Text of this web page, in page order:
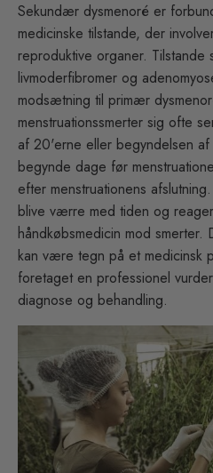
Sekundær dysmenoré er
medicinske tilstande, der
reproduktive organer. Tilstande
livmoderfibromer og
modsætning til primær
menstruationssmerter sig ofte
af 20'erne eller begyndelsen
begynde dage før
efter menstruationens
blive værre med tiden og
håndkøbsmedicin mod
kan være tegn på et medicinsk
foretaget en professionel
diagnose og behandling.